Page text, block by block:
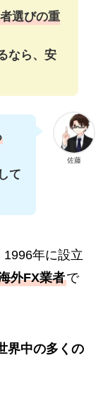
選びの重
なら、安
佐藤
て
1996年に設立
外FX業者で
界中の多くの